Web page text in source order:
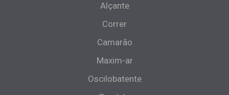
Alçante
Correr
Camarão
Maxim-ar
Oscilobatente